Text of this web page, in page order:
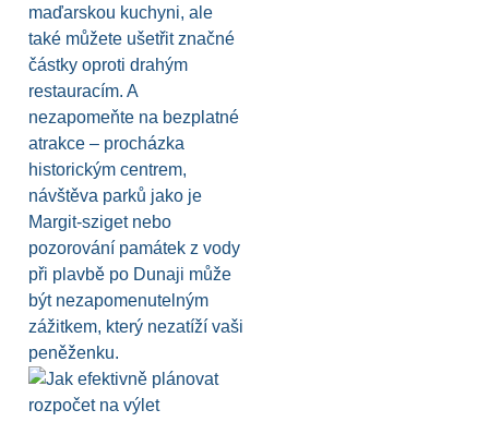
maďarskou kuchyni, ale
také můžete ušetřit značné
částky oproti drahým
restauracím. A
nezapomeňte na bezplatné
atrakce – procházka
historickým centrem,
návštěva parků jako je
Margit-sziget nebo
pozorování památek z vody
při plavbě po Dunaji může
být nezapomenutelným
zážitkem, který nezatíží vaši
peněženku.